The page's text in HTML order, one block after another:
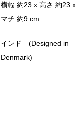
横幅 約23 x 高さ 約23 x
マチ 約9 cm
インド (Designed in
Denmark)